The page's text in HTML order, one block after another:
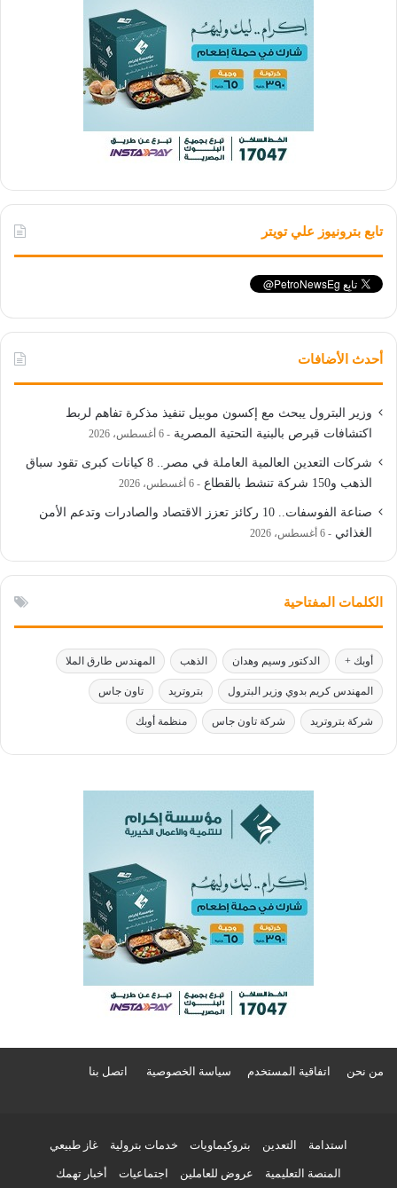
تابع بترونيوز علي تويتر
أحدث الأضافات
وزير البترول يبحث مع إكسون موبيل تنفيذ مذكرة تفاهم لربط
اكتشافات قبرص بالبنية التحتية المصرية
6 أغسطس، 2026
شركات التعدين العالمية العاملة في مصر.. 8 كيانات كبرى تقود سباق
الذهب و150 شركة تنشط بالقطاع
6 أغسطس، 2026
صناعة الفوسفات.. 10 ركائز تعزز الاقتصاد والصادرات وتدعم الأمن
الغذائي
6 أغسطس، 2026
الكلمات المفتاحية
أوبك + الدكتور وسيم وهدان الذهب المهندس طارق الملا
المهندس كريم بدوي وزير البترول بتروتريد تاون جاس
شركة بتروتريد شركة تاون جاس منظمة أوبك
من نحن اتفاقية المستخدم سياسة الخصوصية اتصل بنا
استدامة التعدين بتروكيماويات خدمات بترولية غاز طبيعي
المنصة التعليمية عروض للعاملين اجتماعيات أخبار تهمك